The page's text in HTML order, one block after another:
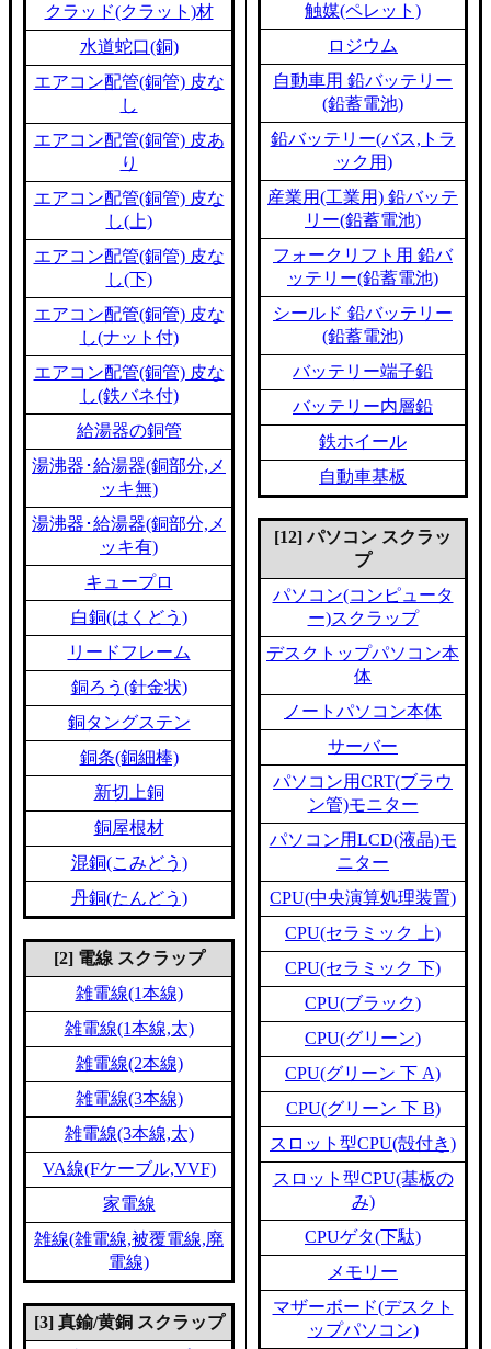
クラッド(クラット)材
水道蛇口(銅)
エアコン配管(銅管) 皮な
し
エアコン配管(銅管) 皮あ
り
エアコン配管(銅管) 皮な
し(上)
エアコン配管(銅管) 皮な
し(下)
エアコン配管(銅管) 皮な
し(ナット付)
エアコン配管(銅管) 皮な
し(鉄バネ付)
給湯器の銅管
湯沸器･給湯器(銅部分,メ
ッキ無)
湯沸器･給湯器(銅部分,メ
ッキ有)
キュープロ
白銅(はくどう)
リードフレーム
銅ろう(針金状)
銅タングステン
銅条(銅細棒)
新切上銅
銅屋根材
混銅(こみどう)
丹銅(たんどう)
[2] 電線 スクラップ
雑電線(1本線)
雑電線(1本線,太)
雑電線(2本線)
雑電線(3本線)
雑電線(3本線,太)
VA線(Fケーブル,VVF)
家電線
雑線(雑電線,被覆電線,廃
電線)
[3] 真鍮/黄銅 スクラップ
触媒(ペレット)
ロジウム
自動車用 鉛バッテリー
(鉛蓄電池)
鉛バッテリー(バス,トラ
ック用)
産業用(工業用) 鉛バッテ
リー(鉛蓄電池)
フォークリフト用 鉛バ
ッテリー(鉛蓄電池)
シールド 鉛バッテリー
(鉛蓄電池)
バッテリー端子鉛
バッテリー内層鉛
鉄ホイール
自動車基板
[12] パソコン スクラッ
プ
パソコン(コンピュータ
ー)スクラップ
デスクトップパソコン本
体
ノートパソコン本体
サーバー
パソコン用CRT(ブラウ
ン管)モニター
パソコン用LCD(液晶)モ
ニター
CPU(中央演算処理装置)
CPU(セラミック 上)
CPU(セラミック 下)
CPU(ブラック)
CPU(グリーン)
CPU(グリーン 下 A)
CPU(グリーン 下 B)
スロット型CPU(殻付き)
スロット型CPU(基板の
み)
CPUゲタ(下駄)
メモリー
マザーボード(デスクト
ップパソコン)